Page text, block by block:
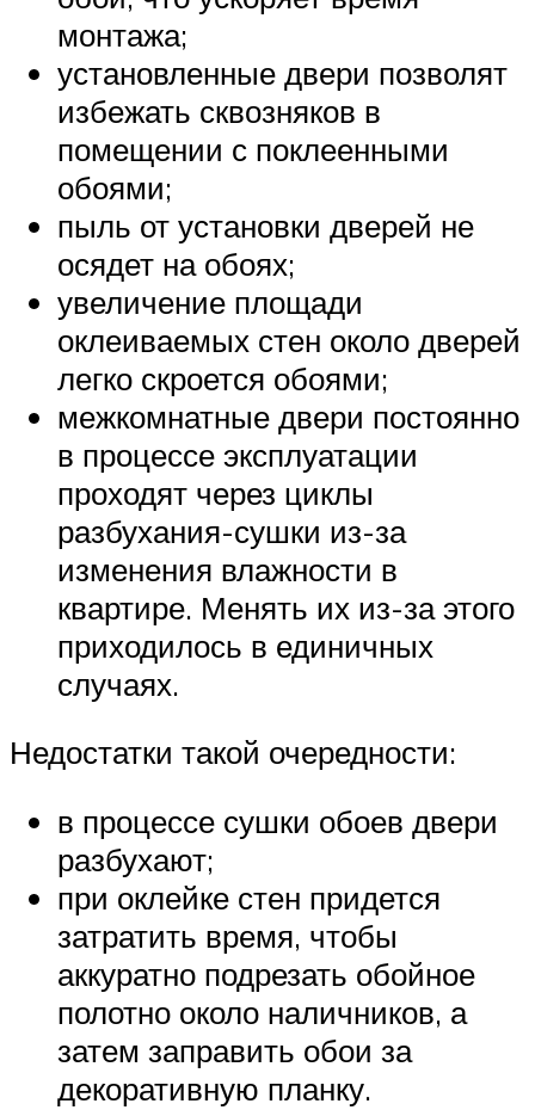
монтажа;
установленные двери позволят
избежать сквозняков в
помещении с поклеенными
обоями;
пыль от установки дверей не
осядет на обоях;
увеличение площади
оклеиваемых стен около дверей
легко скроется обоями;
межкомнатные двери постоянно
в процессе эксплуатации
проходят через циклы
разбухания-сушки из-за
изменения влажности в
квартире. Менять их из-за этого
приходилось в единичных
случаях.
Недостатки такой очередности:
в процессе сушки обоев двери
разбухают;
при оклейке стен придется
затратить время, чтобы
аккуратно подрезать обойное
полотно около наличников, а
затем заправить обои за
декоративную планку.